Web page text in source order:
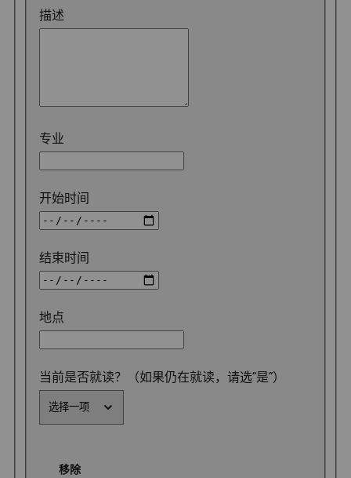
描述
专业
开始时间
结束时间
地点
当前是否就读？（如果仍在就读，请选“是”）
移除